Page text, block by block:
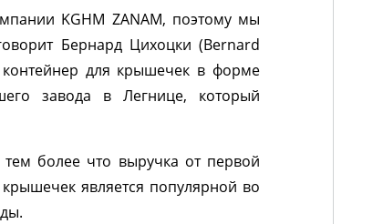
KGHM ZANAM, поэтому мы
Бернард Цихоцки (Bernard
контейнер для крышечек в форме
завода в Легнице, который
более что выручка от первой
является популярной во